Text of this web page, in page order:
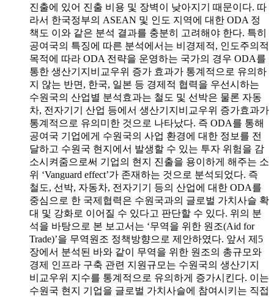
진출에 있어 진출 비용 및 장벽이 낮아지기 때문이다. 따
라서 한국정부의 ASEAN 및 인도 지역에 대한 ODA 정
책도 이와 같은 분석 결과를 충분히 고려해야 한다. 특히
공여국의 특징에 따른 분석에서는 비경제적, 인도주의적
목적에 따라 ODA 전략을 운영하는 국가의 경우 ODA를
통한 생산기지비교우위 증가 효과가 통계적으로 유의하
지 않는 반면, 한국, 일본 등 경제적 협력을 우선시하는
수원국의 산업별 분석효과는 철도 및 선박은 물론 자동
차, 전자기기 산업 등에서 생산기지비교우위 증가효과가
통계적으로 유의미한 것으로 나타났다. 즉 ODA를 통해
공여국 기업에게 수원국의 사업 환경에 대한 정보를 전
달하고 수원국 현지에서 발생할 수 있는 투자 위험을 감
소시켜줌으로써 기업의 현지 진출을 용이하게 해주는 소
위 ‘Vanguard effect’가 존재하는 것으로 분석되었다. 즉
철도, 선박, 자동차, 전자기기 등의 산업에 대한 ODA를
중심으로 한 국제협력은 수원국과의 글로벌 가치사슬 확
대 및 강화로 이어질 수 있다고 판단할 수 있다. 위의 분
석을 바탕으로 본 보고서는 ‘무역을 위한 원조(Aid for
Trade)’을 무역원조 정책방향으로 제안하였다. 앞서 제5
장에서 분석된 바와 같이 무역을 위한 원조의 총규모와
경제 인프라 구축 관련 지원규모는 수원국의 생산기지
비교우위 지수를 통계적으로 유의하게 증가시킨다. 이는
수원국 현지 기업을 글로벌 가치사슬에 참여시키는 직접